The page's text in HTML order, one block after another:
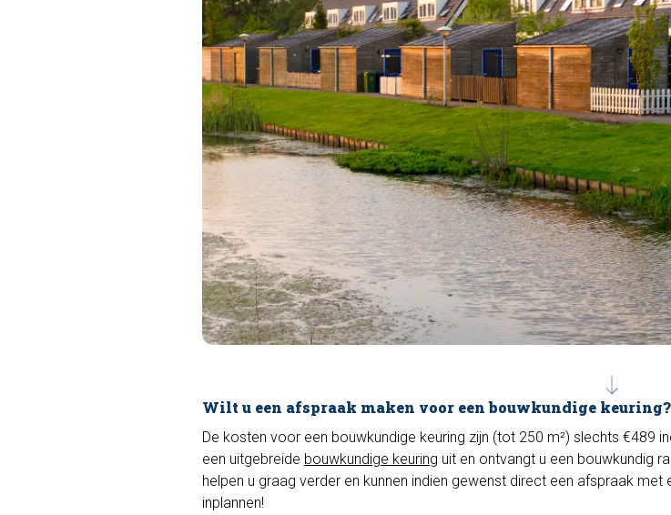
Wilt u een afspraak maken voor een bouwkundige keuring?
De kosten voor een bouwkundige keuring zijn (tot 250 m²) slechts €489
een uitgebreide bouwkundige keuring uit en ontvangt u een bouwkundig
helpen u graag verder en kunnen indien gewenst direct een afspraak met
inplannen!